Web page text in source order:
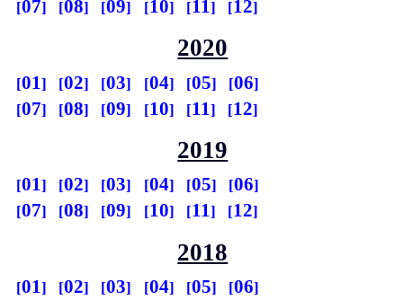
07 08 09 10 11 12
2020
01 02 03 04 05
06
07
08 09 10 11 12
2019
01 02 03 04 05
06
07
08 09 10 11 12
2018
01 02 03 04 05
06